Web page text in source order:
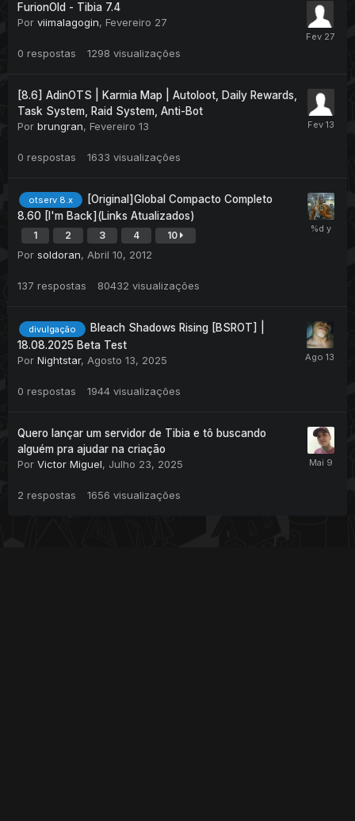
FurionOld - Tibia 7.4
Por viimalagogin, Fevereiro 27
0 respostas 1298 visualizações
[8.6] AdinOTS | Karmia Map | Autoloot, Daily Rewards,
Task System, Raid System, Anti-Bot
Por brungran, Fevereiro 13
0 respostas 1633 visualizações
otserv 8.x
[Original]Global Compacto Completo
8.60 [I'm Back](Links Atualizados)
1 2 3 4 10
Por soldoran, Abril 10, 2012
137 respostas 80432 visualizações
divulgação
Bleach Shadows Rising [BSROT] |
18.08.2025 Beta Test
Por Nightstar, Agosto 13, 2025
0 respostas 1944 visualizações
Quero lançar um servidor de Tibia e tô buscando
alguém pra ajudar na criação
Por Victor Miguel, Julho 23, 2025
2 respostas 1656 visualizações